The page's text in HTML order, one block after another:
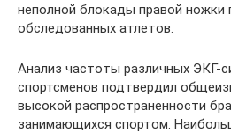
неполной блокады правой ножки
обследованных атлетов.
Анализ частоты различных ЭКГ-
спортсменов подтвердил
высокой распространенности
занимающихся спортом.